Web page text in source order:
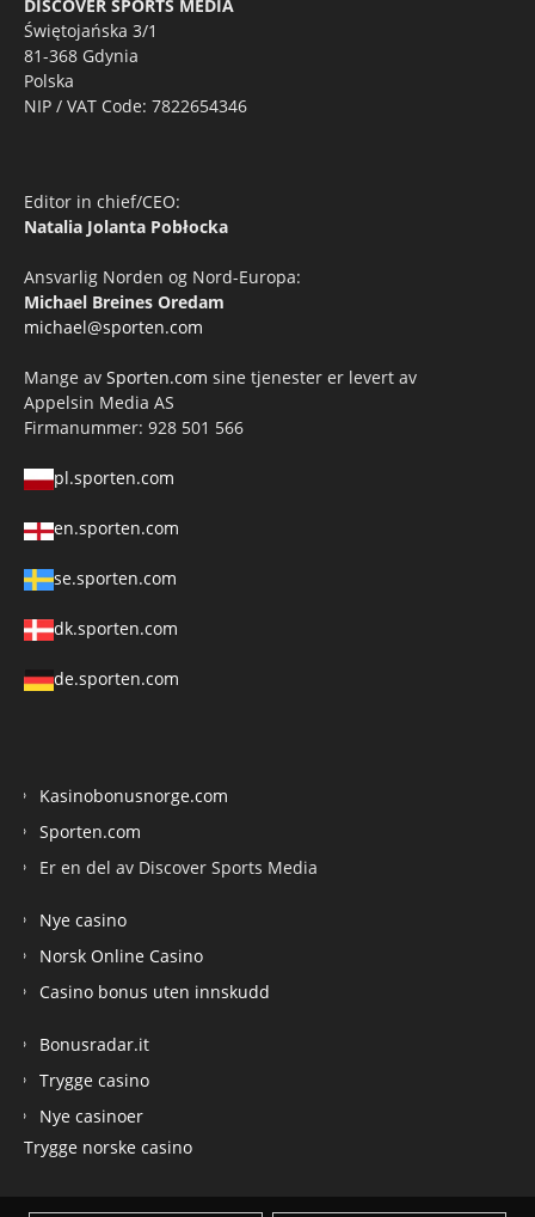
DISCOVER SPORTS MEDIA
Świętojańska 3/1
81-368 Gdynia
Polska
NIP / VAT Code: 7822654346
Editor in chief/CEO:
Natalia Jolanta Pobłocka
Ansvarlig Norden og Nord-Europa:
Michael Breines Oredam
michael@sporten.com
Mange av Sporten.com sine tjenester er levert av
Appelsin Media AS
Firmanummer: 928 501 566
pl.sporten.com
en.sporten.com
se.sporten.com
dk.sporten.com
de.sporten.com
Kasinobonusnorge.com
Sporten.com
Er en del av Discover Sports Media
Nye casino
Norsk Online Casino
Casino bonus uten innskudd
Bonusradar.it
Trygge casino
Nye casinoer
Trygge norske casino